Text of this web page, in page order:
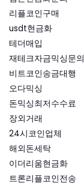
리플코인구매
usdt현금화
테더매입
재테크자금믹싱문의
비트코인송금대행
오다믹싱
돈믹싱최저수수료
장외거래
24시코인업체
해외돈세탁
이더리움현금화
트론리플코인전송